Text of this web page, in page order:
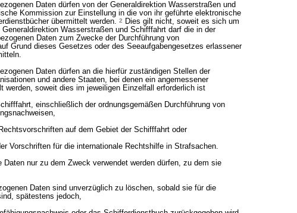
Daten dürfen von der Generaldirektion Wasserstraßen und
Kommission zur Einstellung in die von ihr geführte elektronische
übermittelt werden. 2
Dies gilt nicht, soweit es sich um
Generaldirektion Wasserstraßen und Schifffahrt darf die in der
Daten zum Zwecke der Durchführung von
Grund dieses Gesetzes oder des Seeaufgabengesetzes erlassener
Daten dürfen an die hierfür zuständigen Stellen der
und andere Staaten, bei denen ein angemessener
werden, soweit dies im jeweiligen Einzelfall erforderlich ist
einschließlich der ordnungsgemäßen Durchführung von
auf dem Gebiet der Schifffahrt oder
Vorschriften für die internationale Rechtshilfe in Strafsachen.
nur zu dem Zweck verwendet werden dürfen, zu dem sie
Daten sind unverzüglich zu löschen, sobald sie für die
spätestens jedoch,